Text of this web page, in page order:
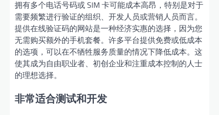
拥有多个电话号码或 SIM 卡可能成本高昂，特别是对于
需要频繁进行验证的组织、开发人员或营销人员而言。
提供在线验证码的网站是一种经济实惠的选择，因为您
无需购买额外的手机套餐。许多平台提供免费或低成本
的选项，可以在不牺牲服务质量的情况下降低成本。这
使其成为自由职业者、初创企业和注重成本控制的人士
的理想选择。
非常适合测试和开发